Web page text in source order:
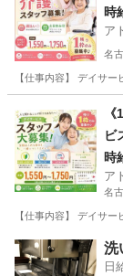
時
ア
名
【仕事内容】 デイサ
ビ
時
ア
名
【仕事内容】 デイサ
愛知 名古屋市 洗
日